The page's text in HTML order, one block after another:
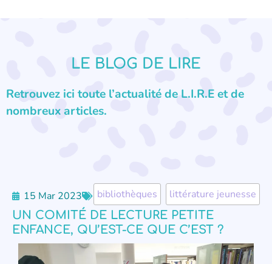
LE BLOG DE LIRE
Retrouvez ici toute l’actualité de L.I.R.E et de
nombreux articles.
15 Mar 2023 bibliothèques littérature jeunesse
UN COMITÉ DE LECTURE PETITE
ENFANCE, QU’EST-CE QUE C’EST ?